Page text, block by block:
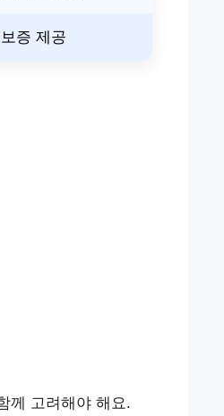
증 제공
께 고려해야 해요.